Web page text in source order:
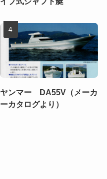
ヤンマー DA55V（メーカ
ーカタログより）